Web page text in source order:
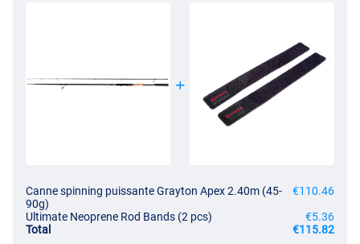
Canne spinning puissante Grayton Apex 2.40m (45-
90g)
€110.46
Ultimate Neoprene Rod Bands (2 pcs)
€5.36
Total
€115.82